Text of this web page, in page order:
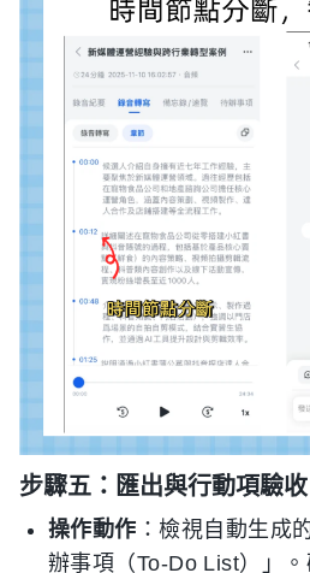
步驟五：匯出與行動項驗收
操作動作 ：檢視自動生成
辦事項（To-Do List）」